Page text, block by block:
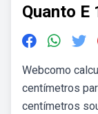
Quanto E
Webcomo
centímetros
centímetros